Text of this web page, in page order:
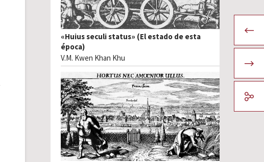
«Huius seculi status» (El estado de esta
época)
V.M. Kwen Khan Khu